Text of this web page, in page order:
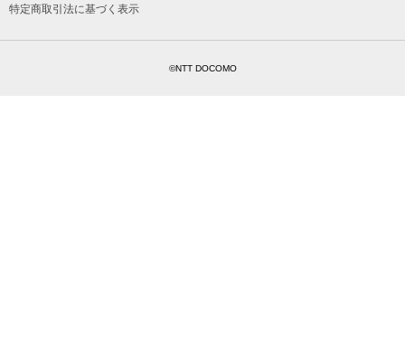
特定商取引法に基づく表示
©NTT DOCOMO